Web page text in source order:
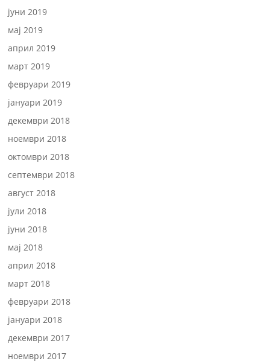
јуни 2019
мај 2019
април 2019
март 2019
февруари 2019
јануари 2019
декември 2018
ноември 2018
октомври 2018
септември 2018
август 2018
јули 2018
јуни 2018
мај 2018
април 2018
март 2018
февруари 2018
јануари 2018
декември 2017
ноември 2017